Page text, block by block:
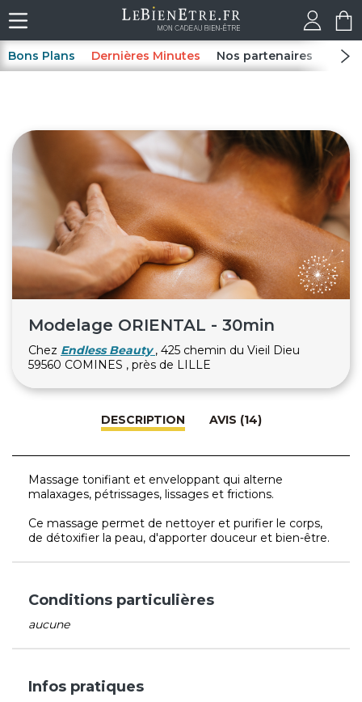
Bons Plans Dernières Minutes Nos partenaires Spas
Modelage ORIENTAL - 30min
Chez Endless Beauty , 425 chemin du Vieil Dieu
59560 COMINES , près de LILLE
DESCRIPTION AVIS (14)
Massage tonifiant et enveloppant qui alterne
malaxages, pétrissages, lissages et frictions.
Ce massage permet de nettoyer et purifier le corps,
de détoxifier la peau, d'apporter douceur et bien-être.
Conditions particulières
aucune
Infos pratiques